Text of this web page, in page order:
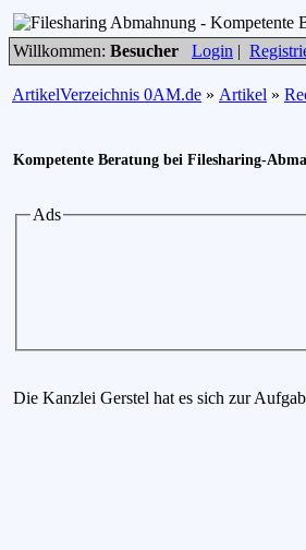
Willkommen: Besucher Login |
ArtikelVerzeichnis 0AM.de » Artikel »
Kompetente Beratung bei Filesharing-
Ads
Die Kanzlei Gerstel hat es sich zur